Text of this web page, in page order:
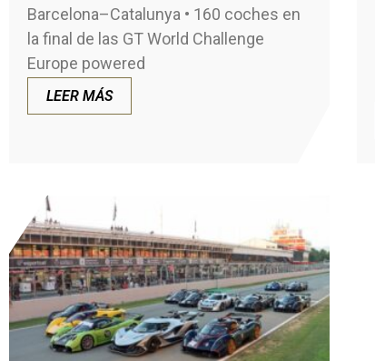
Barcelona–Catalunya • 160 coches en
la final de las GT World Challenge
Europe powered
LEER MÁS